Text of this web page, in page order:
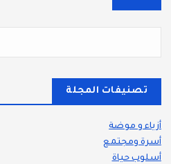
تصنيفات المجلة
أزياء و موضة
أسرة ومجتمع
أسلوب حياة